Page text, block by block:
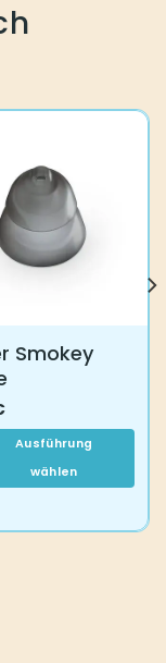
Smokey
Ausführung
wählen